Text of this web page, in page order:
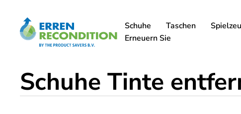
Schuhe Taschen
Erneuern Sie
Schuhe Tinte